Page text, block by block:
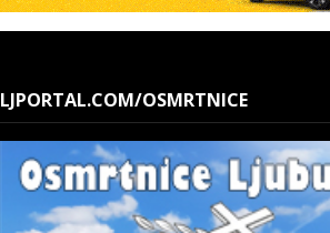
LJPORTAL.COM/OSMRTNICE